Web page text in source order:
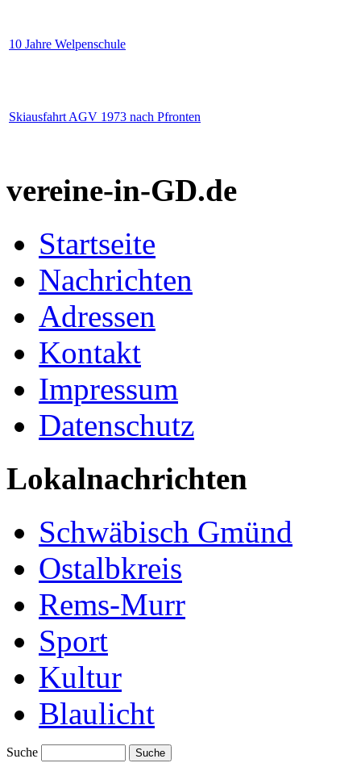
10 Jahre Welpenschule
Skiausfahrt AGV 1973 nach Pfronten
vereine-in-GD.de
Startseite
Nachrichten
Adressen
Kontakt
Impressum
Datenschutz
Lokalnachrichten
Schwäbisch Gmünd
Ostalbkreis
Rems-Murr
Sport
Kultur
Blaulicht
Suche Suche